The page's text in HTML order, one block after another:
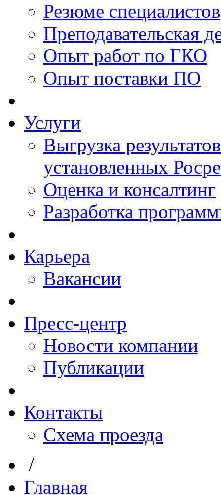
Резюме специалистов
Преподавательская
Опыт работ по ГКО
Опыт поставки ПО
Услуги
Выгрузка
установленных
Оценка и консалтинг
Разработка
Карьера
Вакансии
Пресс-центр
Новости компании
Публикации
Контакты
Схема проезда
/
Главная